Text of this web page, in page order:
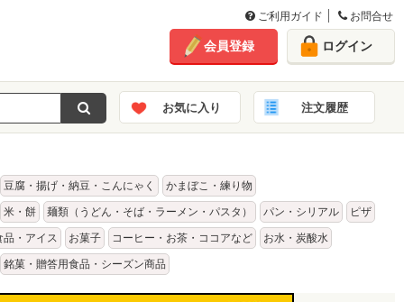
ご利用ガイド お問合せ
会員登録 ログイン
お気に入り 注文履歴
豆腐・揚げ・納豆・こんにゃく
かまぼこ・練り物
米・餅
麺類（うどん・そば・ラーメン・パスタ） パン・シリアル
ピザ
品・アイス
お菓子 コーヒー・お茶・ココアなど
お水・炭酸水
銘菓・贈答用食品・シーズン商品